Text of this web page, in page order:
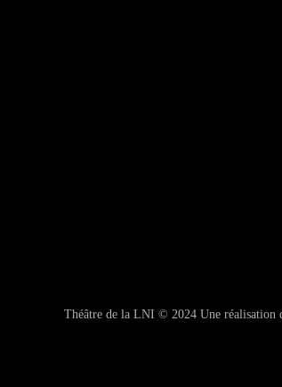
Théâtre de la LNI © 2024 Une réalisation